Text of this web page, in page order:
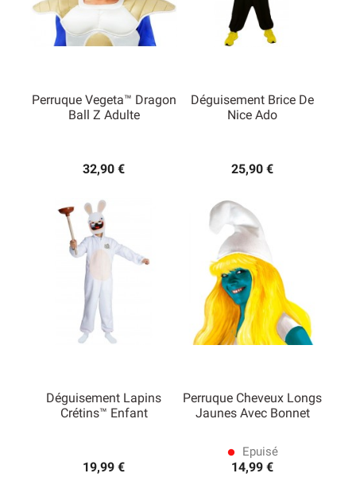
(1 avis)
Perruque Vegeta™ Dragon
Ball Z Adulte
32,90 €
Déguisement Brice De
Nice Ado
25,90 €
Déguisement Lapins
Crétins™ Enfant
19,99 €
Perruque Cheveux Longs
Jaunes Avec Bonnet
lens Epuisé
14,99 €